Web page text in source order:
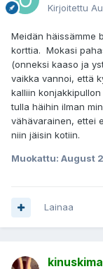
Kirjoitettu
Meidän häissämme
korttia. Mokasi
(onneksi kaaso ja
vaikka vannoi, että
kalliin
tulla häihin ilman
vähävarainen, ettei
niin jäisin kotiin.
Muokattu: August
Lainaa